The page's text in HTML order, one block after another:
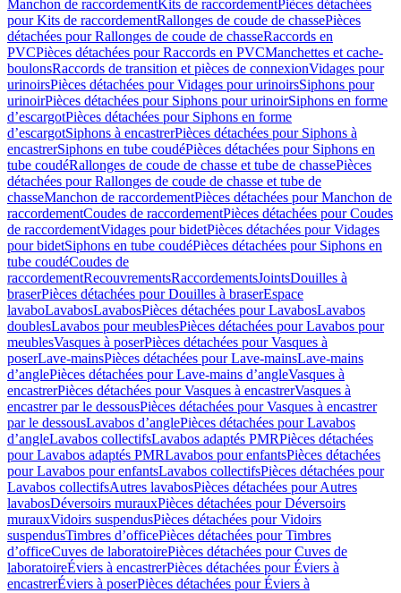
Manchon de raccordementKits de raccordementPièces détachées
pour Kits de raccordementRallonges de coude de chassePièces
détachées pour Rallonges de coude de chasseRaccords en
PVCPièces détachées pour Raccords en PVCManchettes et cache-
boulonsRaccords de transition et pièces de connexionVidages pour
urinoirsPièces détachées pour Vidages pour urinoirsSiphons pour
urinoirPièces détachées pour Siphons pour urinoirSiphons en forme
d’escargotPièces détachées pour Siphons en forme
d’escargotSiphons à encastrerPièces détachées pour Siphons à
encastrerSiphons en tube coudéPièces détachées pour Siphons en
tube coudéRallonges de coude de chasse et tube de chassePièces
détachées pour Rallonges de coude de chasse et tube de
chasseManchon de raccordementPièces détachées pour Manchon de
raccordementCoudes de raccordementPièces détachées pour Coudes
de raccordementVidages pour bidetPièces détachées pour Vidages
pour bidetSiphons en tube coudéPièces détachées pour Siphons en
tube coudéCoudes de
raccordementRecouvrementsRaccordementsJointsDouilles à
braserPièces détachées pour Douilles à braserEspace
lavaboLavabosLavabosPièces détachées pour LavabosLavabos
doublesLavabos pour meublesPièces détachées pour Lavabos pour
meublesVasques à poserPièces détachées pour Vasques à
poserLave-mainsPièces détachées pour Lave-mainsLave-mains
d’anglePièces détachées pour Lave-mains d’angleVasques à
encastrerPièces détachées pour Vasques à encastrerVasques à
encastrer par le dessousPièces détachées pour Vasques à encastrer
par le dessousLavabos d’anglePièces détachées pour Lavabos
d’angleLavabos collectifsLavabos adaptés PMRPièces détachées
pour Lavabos adaptés PMRLavabos pour enfantsPièces détachées
pour Lavabos pour enfantsLavabos collectifsPièces détachées pour
Lavabos collectifsAutres lavabosPièces détachées pour Autres
lavabosDéversoirs murauxPièces détachées pour Déversoirs
murauxVidoirs suspendusPièces détachées pour Vidoirs
suspendusTimbres dʼofficePièces détachées pour Timbres
dʼofficeCuves de laboratoirePièces détachées pour Cuves de
laboratoireÉviers à encastrerPièces détachées pour Éviers à
encastrerÉviers à poserPièces détachées pour Éviers à